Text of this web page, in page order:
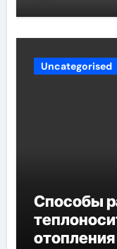
Uncategorised
Способы
отопления